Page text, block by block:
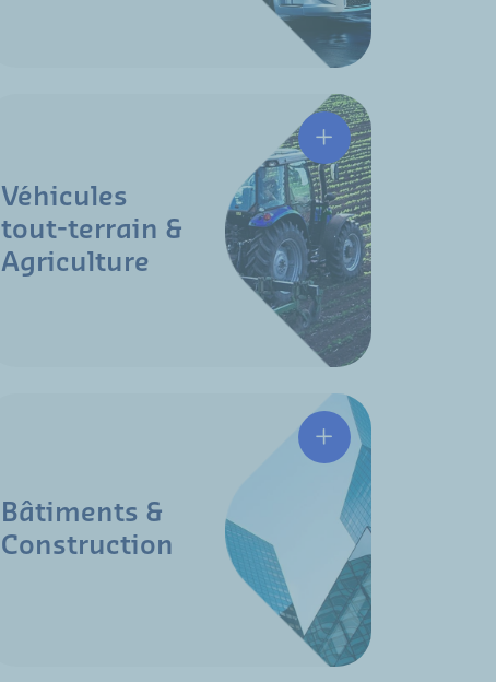
Véhicules
tout-terrain &
Agriculture
Bâtiments &
Construction